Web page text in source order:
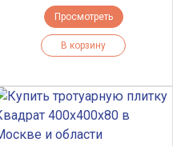
Просмотреть
В корзину